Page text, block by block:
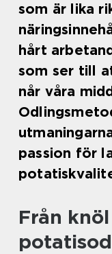
som är lika
hårt
som ser till
når våra
passion för
Från